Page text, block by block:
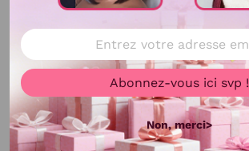
Couleur de dentelle 4X4 lace
Bandes élastique Ajustable
Colorable ou décolorable Oui
Lisser ou boucler au fer Oui
Abonnez-vous ici svp !
Non, merci>